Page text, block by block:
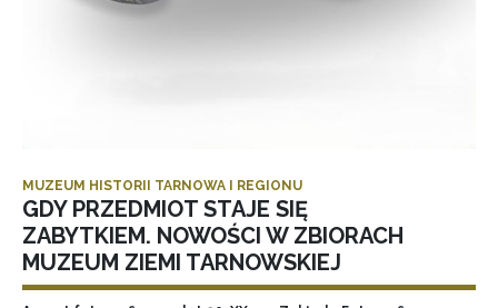
MUZEUM HISTORII TARNOWA I REGIONU
GDY PRZEDMIOT STAJE SIĘ
ZABYTKIEM. NOWOŚCI W ZBIORACH
MUZEUM ZIEMI TARNOWSKIEJ